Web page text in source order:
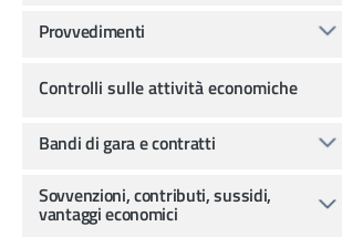
Provvedimenti
Controlli sulle attività economiche
Bandi di gara e contratti
Sovvenzioni, contributi, sussidi,
vantaggi economici